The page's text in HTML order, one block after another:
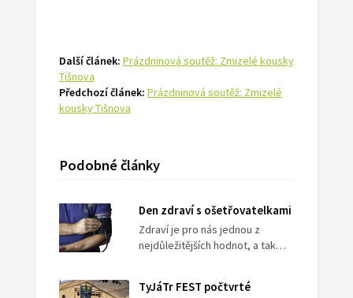
Další článek: Prázdninová soutěž: Zmizelé kousky
Tišnova
Předchozí článek: Prázdninová soutěž: Zmizelé
kousky Tišnova
Podobné články
Den zdraví s ošetřovatelkami
Zdraví je pro nás jednou z
nejdůležitějších hodnot, a tak…
TyJáTr FEST počtvrté